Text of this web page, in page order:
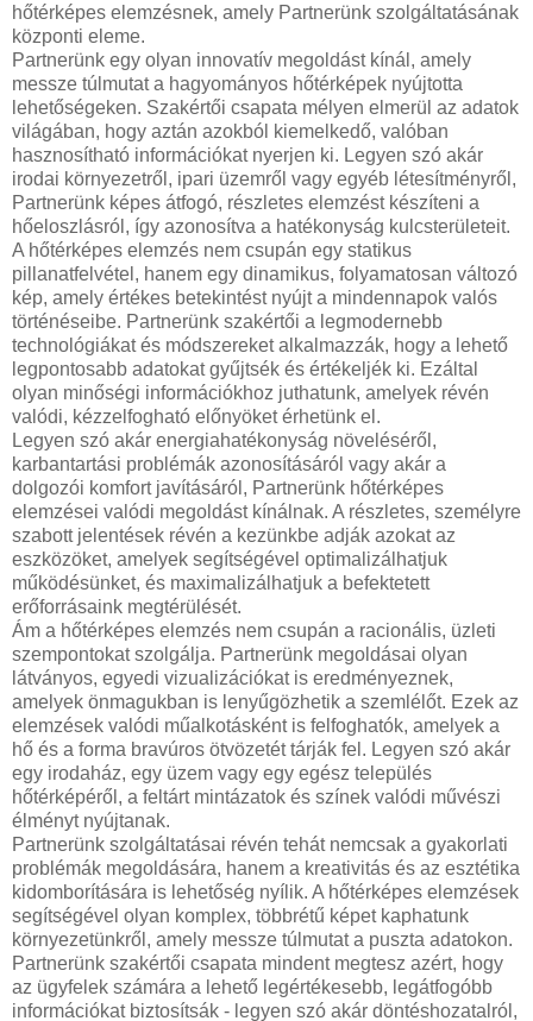
hőtérképes elemzésnek, amely Partnerünk szolgáltatásának
központi eleme.
Partnerünk egy olyan innovatív megoldást kínál, amely
messze túlmutat a hagyományos hőtérképek nyújtotta
lehetőségeken. Szakértői csapata mélyen elmerül az adatok
világában, hogy aztán azokból kiemelkedő, valóban
hasznosítható információkat nyerjen ki. Legyen szó akár
irodai környezetről, ipari üzemről vagy egyéb létesítményről,
Partnerünk képes átfogó, részletes elemzést készíteni a
hőeloszlásról, így azonosítva a hatékonyság kulcsterületeit.
A hőtérképes elemzés nem csupán egy statikus
pillanatfelvétel, hanem egy dinamikus, folyamatosan változó
kép, amely értékes betekintést nyújt a mindennapok valós
történéseibe. Partnerünk szakértői a legmodernebb
technológiákat és módszereket alkalmazzák, hogy a lehető
legpontosabb adatokat gyűjtsék és értékeljék ki. Ezáltal
olyan minőségi információkhoz juthatunk, amelyek révén
valódi, kézzelfogható előnyöket érhetünk el.
Legyen szó akár energiahatékonyság növeléséről,
karbantartási problémák azonosításáról vagy akár a
dolgozói komfort javításáról, Partnerünk hőtérképes
elemzései valódi megoldást kínálnak. A részletes, személyre
szabott jelentések révén a kezünkbe adják azokat az
eszközöket, amelyek segítségével optimalizálhatjuk
működésünket, és maximalizálhatjuk a befektetett
erőforrásaink megtérülését.
Ám a hőtérképes elemzés nem csupán a racionális, üzleti
szempontokat szolgálja. Partnerünk megoldásai olyan
látványos, egyedi vizualizációkat is eredményeznek,
amelyek önmagukban is lenyűgözhetik a szemlélőt. Ezek az
elemzések valódi műalkotásként is felfoghatók, amelyek a
hő és a forma bravúros ötvözetét tárják fel. Legyen szó akár
egy irodaház, egy üzem vagy egy egész település
hőtérképéről, a feltárt mintázatok és színek valódi művészi
élményt nyújtanak.
Partnerünk szolgáltatásai révén tehát nemcsak a gyakorlati
problémák megoldására, hanem a kreativitás és az esztétika
kidomborítására is lehetőség nyílik. A hőtérképes elemzések
segítségével olyan komplex, többrétű képet kaphatunk
környezetünkről, amely messze túlmutat a puszta adatokon.
Partnerünk szakértői csapata mindent megtesz azért, hogy
az ügyfelek számára a lehető legértékesebb, legátfogóbb
információkat biztosítsák - legyen szó akár döntéshozatalról,